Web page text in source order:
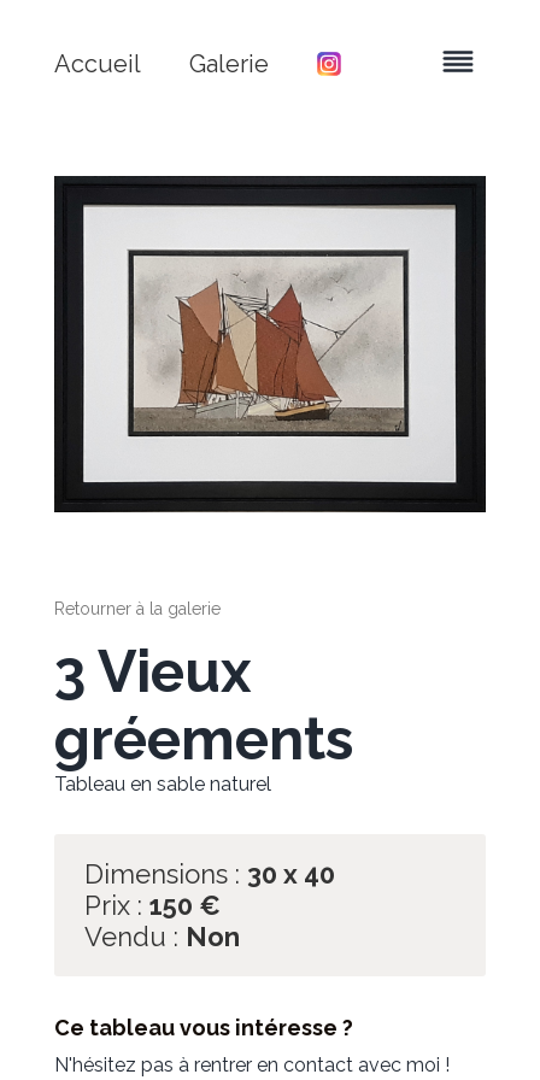
Accueil Galerie
Retourner à la galerie
3 Vieux
gréements
Tableau en sable naturel
Dimensions : 30 x 40
Prix : 150 €
Vendu : Non
Ce tableau vous intéresse ?
N'hésitez pas à rentrer en contact avec moi !